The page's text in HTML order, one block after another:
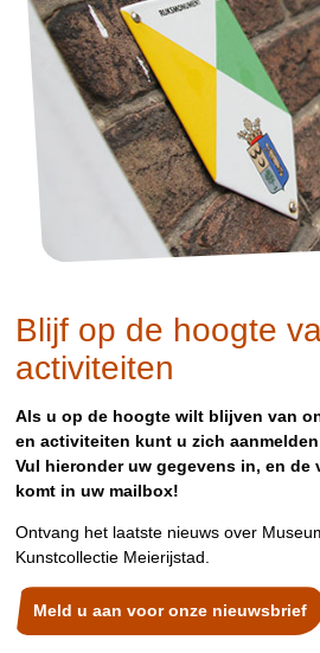
Blijf op de hoogte
activiteiten
Als u op de hoogte wilt blijven van
en activiteiten kunt u zich
Vul hieronder uw gegevens in, en
komt in uw mailbox!
Ontvang het laatste nieuws over
Kunstcollectie Meierijstad.
Meld u aan voor onze nieuwsbrief